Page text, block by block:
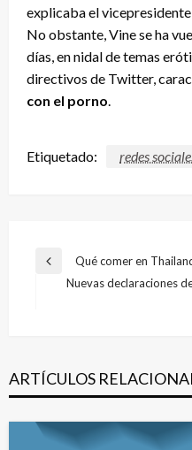
explicaba el
No obstante, Vine se ha
días, en nidal de temas
directivos de Twitter,
con el porno.
Etiquetado: redes
Navegación
Entrada
anterior
Qué comer en
Nuevas declaraciones
ARTÍCULOS